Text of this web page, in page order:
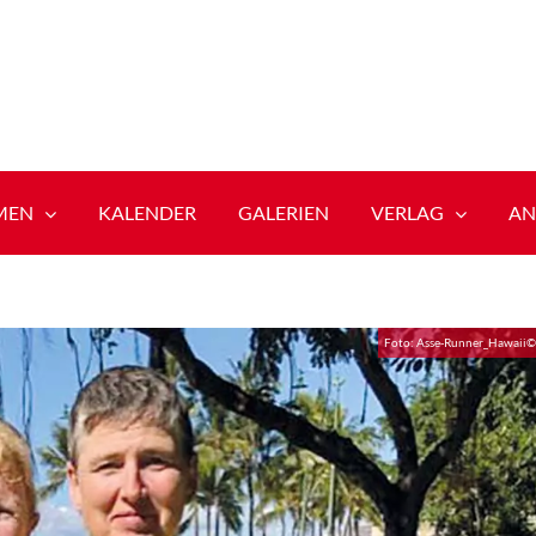
KALENDER GALERIEN VERLAG
Foto: Asse-